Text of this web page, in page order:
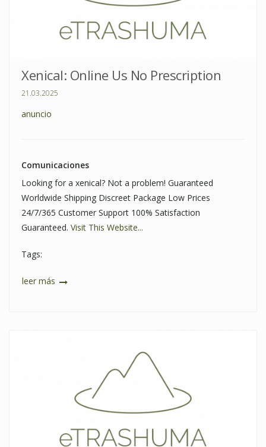
Xenical: Online Us No Prescription
21.03.2025
anuncio
Comunicaciones
Looking for a xenical? Not a problem! Guaranteed
Worldwide Shipping Discreet Package Low Prices
24/7/365 Customer Support 100% Satisfaction
Guaranteed. Visit This Website...
Tags:
leer más